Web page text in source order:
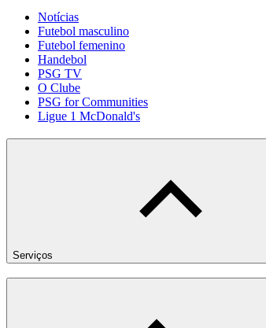
Notícias
Futebol masculino
Futebol femenino
Handebol
PSG TV
O Clube
PSG for Communities
Ligue 1 McDonald's
Serviços